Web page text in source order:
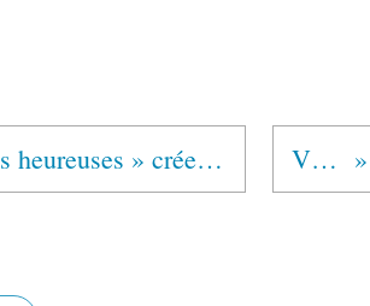
En Finistère, ces « abstinentes heureuses » créent un nouveau groupe d’Alcooliques Anonymes VINTAGE